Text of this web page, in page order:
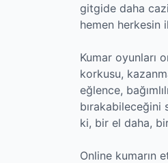
gitgide daha
hemen herkesin
Kumar oyunları
korkusu,
eğlence,
bırakabileceğini
ki, bir el daha,
Online kumarın